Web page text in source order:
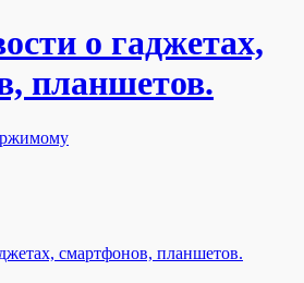
о гаджетах,
планшетов.